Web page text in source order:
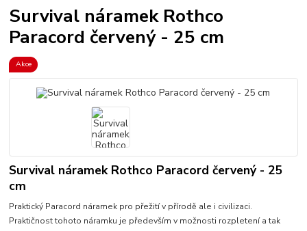
Survival náramek Rothco
Paracord červený - 25 cm
Akce
Survival náramek Rothco Paracord červený - 25
cm
Praktický Paracord náramek pro přežití v přírodě ale i civilizaci.
Praktičnost tohoto náramku je především v možnosti rozpletení a tak